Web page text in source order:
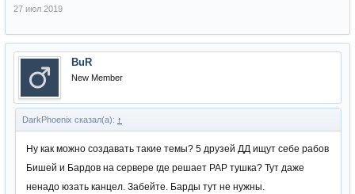
27 июл 2019
BuR
New Member
DarkPhoenix сказал(а): ↑
Ну как можно создавать такие темы? 5 друзей ДД ищут себе рабов
Бишей и Бардов на сервере где решает РАР тушка? Тут даже
ненадо юзать канцел. Забейте. Барды тут не нужны.